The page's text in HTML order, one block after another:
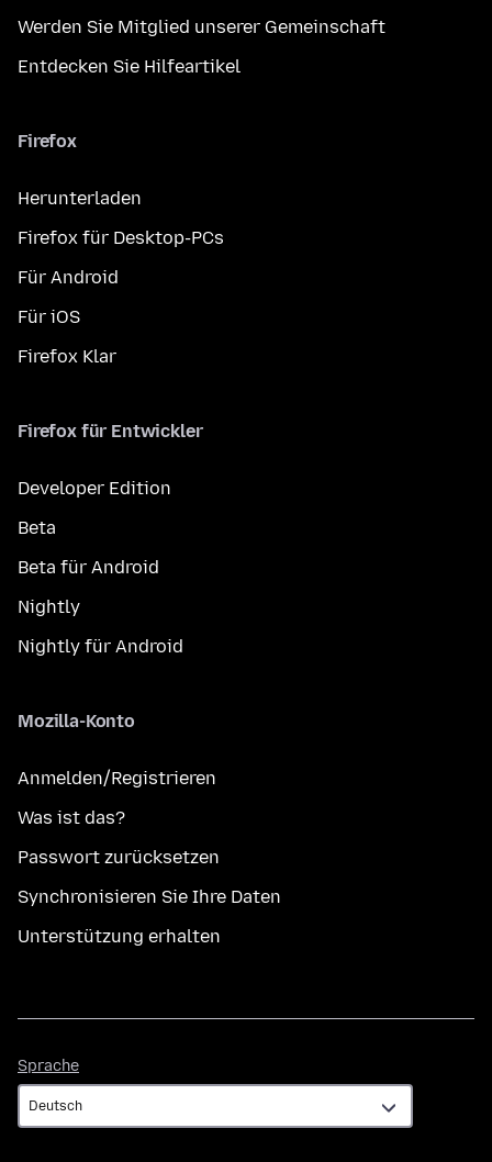
Werden Sie Mitglied unserer Gemeinschaft
Entdecken Sie Hilfeartikel
Firefox
Herunterladen
Firefox für Desktop-PCs
Für Android
Für iOS
Firefox Klar
Firefox für Entwickler
Developer Edition
Beta
Beta für Android
Nightly
Nightly für Android
Mozilla-Konto
Anmelden/Registrieren
Was ist das?
Passwort zurücksetzen
Synchronisieren Sie Ihre Daten
Unterstützung erhalten
Sprache